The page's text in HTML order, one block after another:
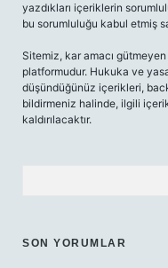
yazdıkları içeriklerin
bu sorumluluğu kabul etmiş
Sitemiz, kar amacı
platformudur. Hukuka ve
düşündüğünüz içerikleri,
bildirmeniz halinde, ilgili
kaldırılacaktır.
SON YORUMLAR